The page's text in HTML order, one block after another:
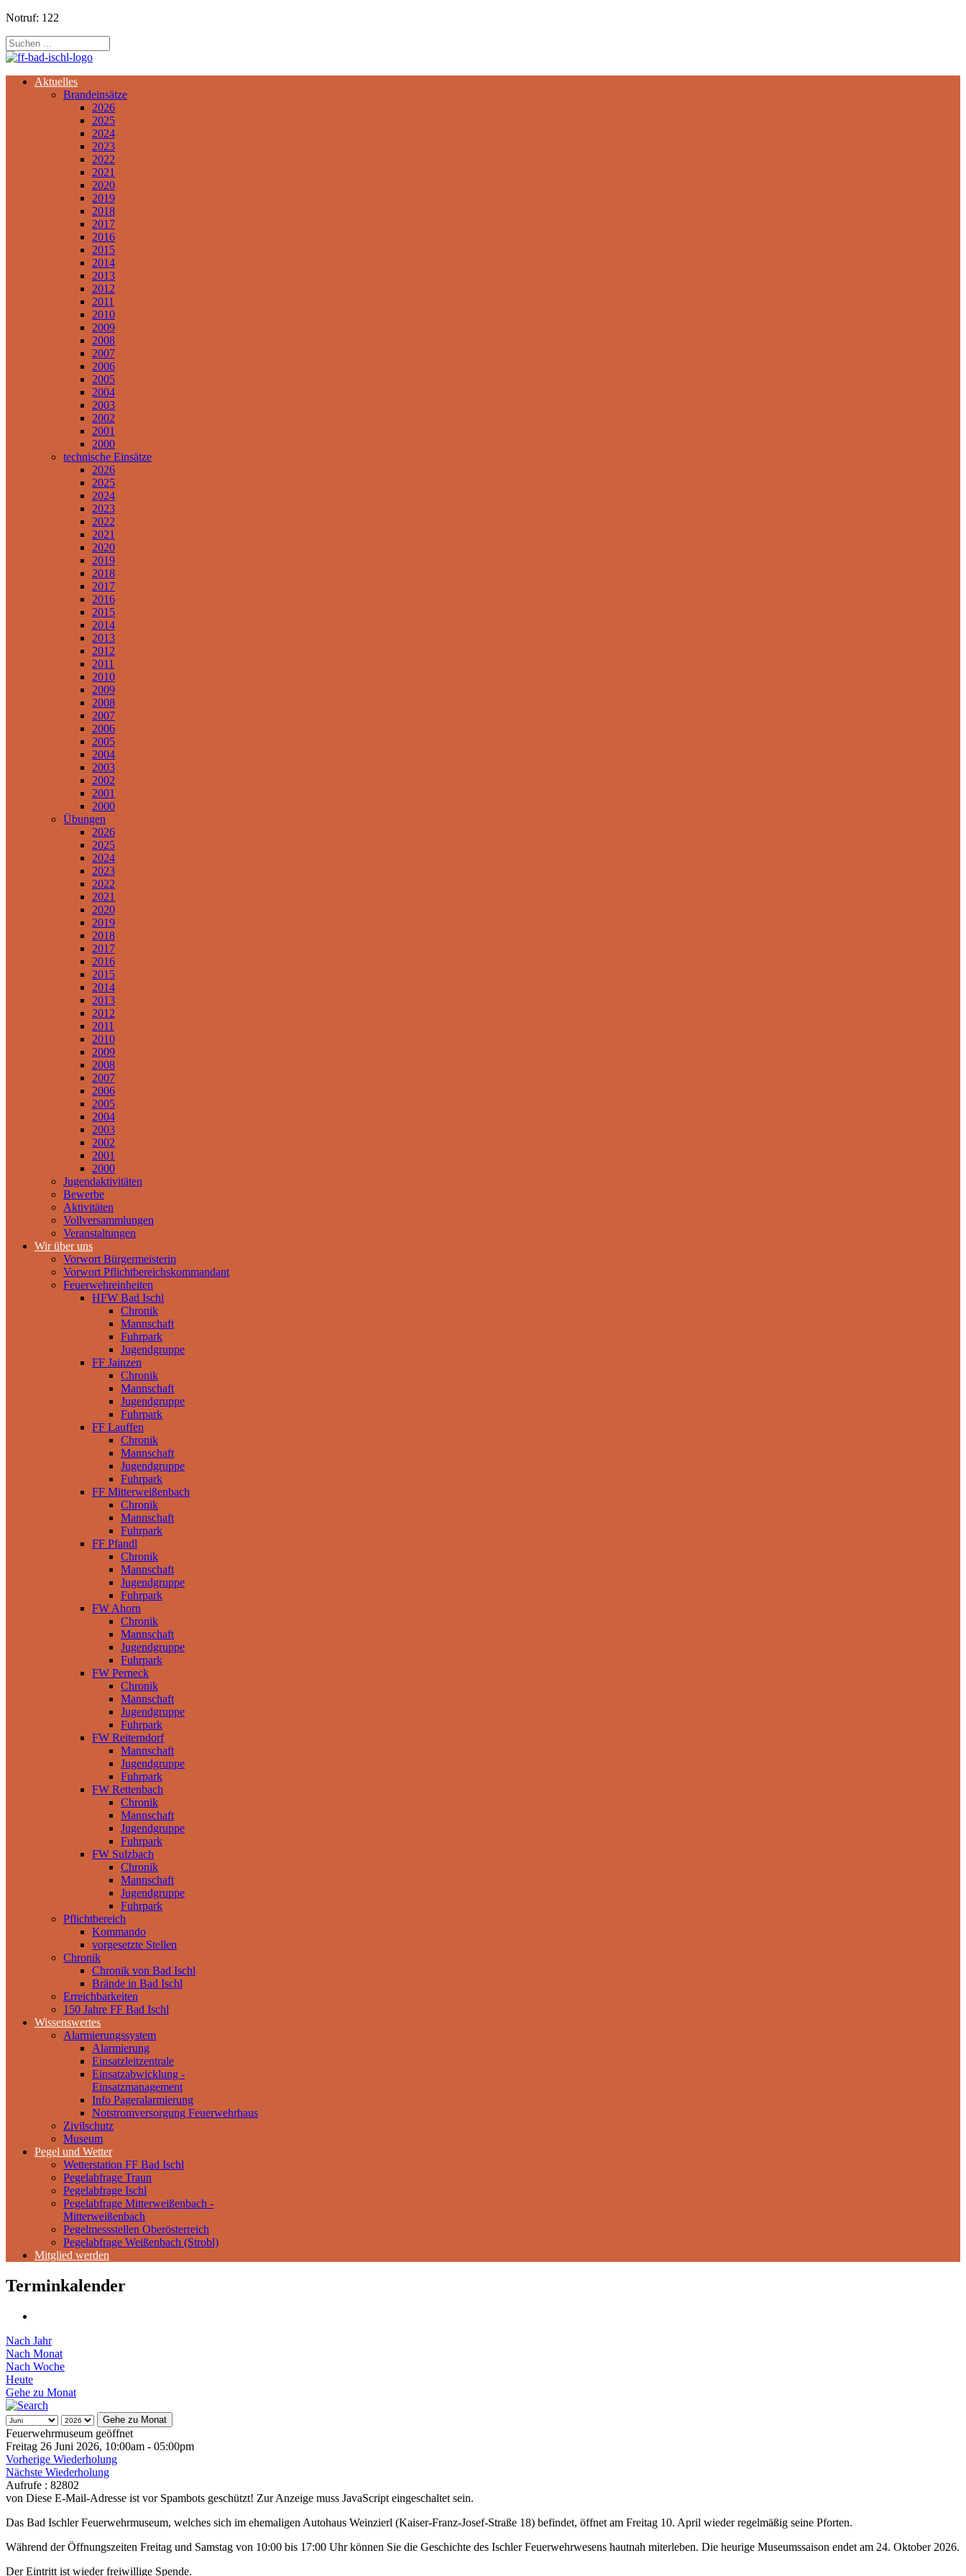
Notruf: 122
Aktuelles
Brandeinsätze
2026
2025
2024
2023
2022
2021
2020
2019
2018
2017
2016
2015
2014
2013
2012
2011
2010
2009
2008
2007
2006
2005
2004
2003
2002
2001
2000
technische Einsätze
2026
2025
2024
2023
2022
2021
2020
2019
2018
2017
2016
2015
2014
2013
2012
2011
2010
2009
2008
2007
2006
2005
2004
2003
2002
2001
2000
Übungen
2026
2025
2024
2023
2022
2021
2020
2019
2018
2017
2016
2015
2014
2013
2012
2011
2010
2009
2008
2007
2006
2005
2004
2003
2002
2001
2000
Jugendaktivitäten
Bewerbe
Aktivitäten
Vollversammlungen
Veranstaltungen
Wir über uns
Vorwort Bürgermeisterin
Vorwort Pflichtbereichskommandant
Feuerwehreinheiten
HFW Bad Ischl
Chronik
Mannschaft
Fuhrpark
Jugendgruppe
FF Jainzen
Chronik
Mannschaft
Jugendgruppe
Fuhrpark
FF Lauffen
Chronik
Mannschaft
Jugendgruppe
Fuhrpark
FF Mitterweißenbach
Chronik
Mannschaft
Fuhrpark
FF Pfandl
Chronik
Mannschaft
Jugendgruppe
Fuhrpark
FW Ahorn
Chronik
Mannschaft
Jugendgruppe
Fuhrpark
FW Perneck
Chronik
Mannschaft
Jugendgruppe
Fuhrpark
FW Reiterndorf
Mannschaft
Jugendgruppe
Fuhrpark
FW Rettenbach
Chronik
Mannschaft
Jugendgruppe
Fuhrpark
FW Sulzbach
Chronik
Mannschaft
Jugendgruppe
Fuhrpark
Pflichtbereich
Kommando
vorgesetzte Stellen
Chronik
Chronik von Bad Ischl
Brände in Bad Ischl
Erreichbarkeiten
150 Jahre FF Bad Ischl
Wissenswertes
Alarmierungssystem
Alarmierung
Einsatzleitzentrale
Einsatzabwicklung -
Einsatzmanagement
Info Pageralarmierung
Notstromversorgung Feuerwehrhaus
Zivilschutz
Museum
Pegel und Wetter
Wetterstation FF Bad Ischl
Pegelabfrage Traun
Pegelabfrage Ischl
Pegelabfrage Mitterweißenbach -
Mitterweißenbach
Pegelmessstellen Oberösterreich
Pegelabfrage Weißenbach (Strobl)
Mitglied werden
Terminkalender
Nach Jahr
Nach Monat
Nach Woche
Heute
Gehe zu Monat
Gehe zu Monat
Feuerwehrmuseum geöffnet
Freitag 26 Juni 2026, 10:00am - 05:00pm
Vorherige Wiederholung
Nächste Wiederholung
Aufrufe : 82802
von Diese E-Mail-Adresse ist vor Spambots geschützt! Zur Anzeige muss JavaScript eingeschaltet sein.
Das Bad Ischler Feuerwehrmuseum, welches sich im ehemaligen Autohaus Weinzierl (Kaiser-Franz-Josef-Straße 18) befindet, öffnet am Freitag 10. April wieder regelmäßig seine Pforten.
Während der Öffnungszeiten Freitag und Samstag von 10:00 bis 17:00 Uhr können Sie die Geschichte des Ischler Feuerwehrwesens hautnah miterleben. Die heurige Museumssaison endet am 24. Oktober 2026.
Der Eintritt ist wieder freiwillige Spende.